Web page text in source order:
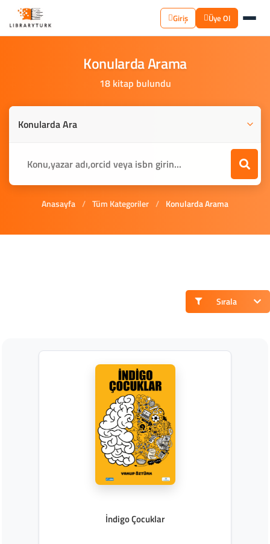
Giriş Üye Ol
KonulardaArama
18 kitap bulundu
Anasayfa / Tüm Kategoriler / Konularda Arama
Sırala
İndigo Çocuklar